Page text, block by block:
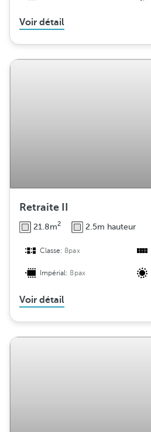
Voir détail
Retraite II
21.8m2 2.5m hauteur
Classe:8pax
Impérial:8pax
Voir détail